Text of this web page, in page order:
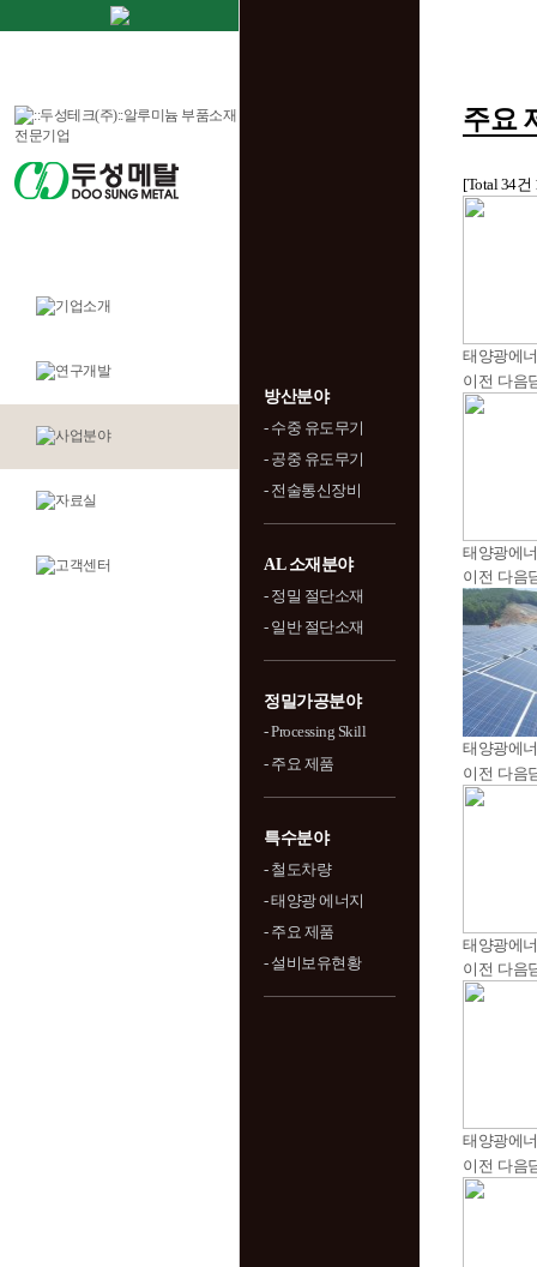
방산분야
- 수중 유도무기
- 공중 유도무기
- 전술통신장비
AL 소재분야
- 정밀 절단소재
- 일반 절단소재
정밀가공분야
- Processing Skill
- 주요 제품
특수분야
- 철도차량
- 태양광 에너지
- 주요 제품
- 설비보유현황
주요
[Total 34건
태양광에
이전 다음
태양광에
이전 다음
태양광에
이전 다음
태양광에
이전 다음
태양광에
이전 다음